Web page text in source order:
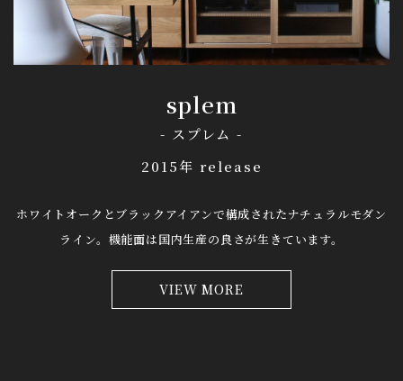
splem
- スプレム -
2015年 release
ホワイトオークとブラックアイアンで構成されたナチュラルモダン
ライン。 機能面は国内生産の良さが生きています。
VIEW MORE